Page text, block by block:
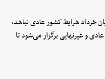
خرداد شرایط کشور عادی نباشد،
و غیرنهایی برگزار می‌شود تا